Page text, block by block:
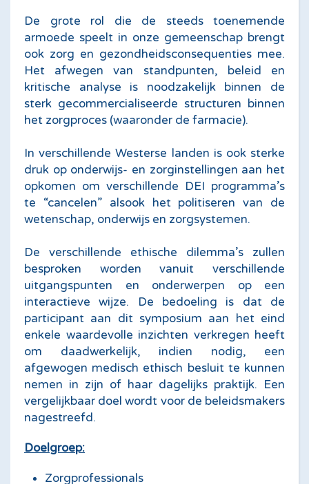
De grote rol die de steeds toenemende
armoede speelt in onze gemeenschap brengt
ook zorg en gezondheidsconsequenties mee.
Het afwegen van standpunten, beleid en
kritische analyse is noodzakelijk binnen de
sterk gecommercialiseerde structuren binnen
het zorgproces (waaronder de farmacie).
In verschillende Westerse landen is ook sterke
druk op onderwijs- en zorginstellingen aan het
opkomen om verschillende DEI programma’s
te “cancelen” alsook het politiseren van de
wetenschap, onderwijs en zorgsystemen.
De verschillende ethische dilemma’s zullen
besproken worden vanuit verschillende
uitgangspunten en onderwerpen op een
interactieve wijze. De bedoeling is dat de
participant aan dit symposium aan het eind
enkele waardevolle inzichten verkregen heeft
om daadwerkelijk, indien nodig, een
afgewogen medisch ethisch besluit te kunnen
nemen in zijn of haar dagelijks praktijk. Een
vergelijkbaar doel wordt voor de beleidsmakers
nagestreefd.
Doelgroep:
Zorgprofessionals